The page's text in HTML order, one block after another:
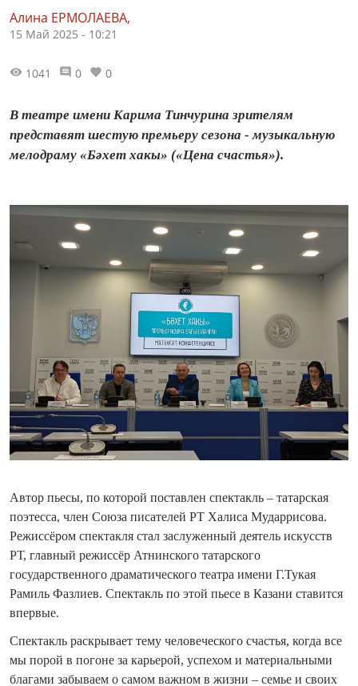
Алина ЕРМОЛАЕВА,
15 Май 2025 - 10:21
1041 0 0
В театре имени Карима Тинчурина зрителям
представят шестую премьеру сезона - музыкальную
мелодраму «Бәхет хакы» («Цена счастья»).
Автор пьесы, по которой поставлен спектакль – татарская
поэтесса, член Союза писателей РТ Халиса Мударрисова.
Режиссёром спектакля стал заслуженный деятель искусств
РТ, главный режиссёр Атнинского татарского
государственного драматического театра имени Г.Тукая
Рамиль Фазлиев. Спектакль по этой пьесе в Казани ставится
впервые.
Спектакль раскрывает тему человеческого счастья, когда все
мы порой в погоне за карьерой, успехом и материальными
благами забываем о самом важном в жизни – семье и своих